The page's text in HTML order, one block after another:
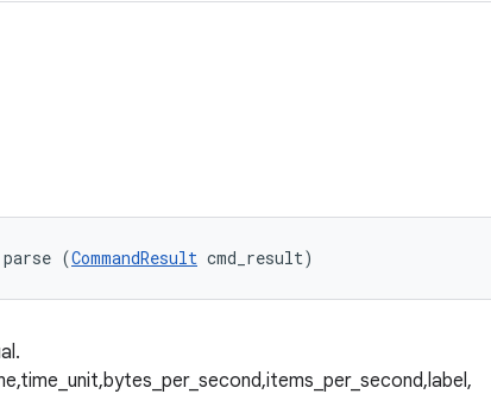
(CommandResult cmd_result)